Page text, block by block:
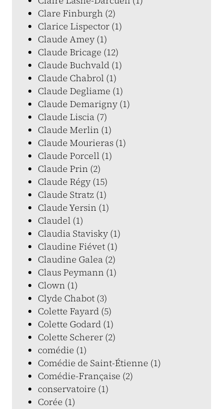
Clare Finburgh (2)
Clarice Lispector (1)
Claude Amey (1)
Claude Bricage (12)
Claude Buchvald (1)
Claude Chabrol (1)
Claude Degliame (1)
Claude Demarigny (1)
Claude Liscia (7)
Claude Merlin (1)
Claude Mourieras (1)
Claude Porcell (1)
Claude Prin (2)
Claude Régy (15)
Claude Stratz (1)
Claude Yersin (1)
Claudel (1)
Claudia Stavisky (1)
Claudine Fiévet (1)
Claudine Galea (2)
Claus Peymann (1)
Clown (1)
Clyde Chabot (3)
Colette Fayard (5)
Colette Godard (1)
Colette Scherer (2)
comédie (1)
Comédie de Saint-Étienne (1)
Comédie-Française (2)
conservatoire (1)
Corée (1)